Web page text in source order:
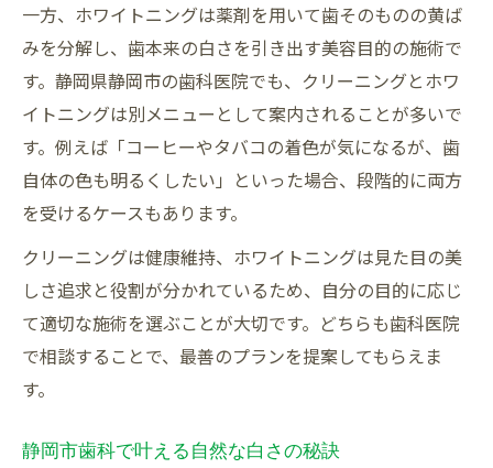
一方、ホワイトニングは薬剤を用いて歯そのものの黄ば
みを分解し、歯本来の白さを引き出す美容目的の施術で
す。静岡県静岡市の歯科医院でも、クリーニングとホワ
イトニングは別メニューとして案内されることが多いで
す。例えば「コーヒーやタバコの着色が気になるが、歯
自体の色も明るくしたい」といった場合、段階的に両方
を受けるケースもあります。
クリーニングは健康維持、ホワイトニングは見た目の美
しさ追求と役割が分かれているため、自分の目的に応じ
て適切な施術を選ぶことが大切です。どちらも歯科医院
で相談することで、最善のプランを提案してもらえま
す。
静岡市歯科で叶える自然な白さの秘訣